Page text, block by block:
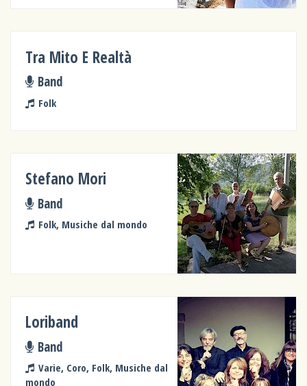
Tra Mito E Realtà
Band
Folk
Stefano Mori
Band
Folk, Musiche dal mondo
Loriband
Band
Varie, Coro, Folk, Musiche dal
mondo